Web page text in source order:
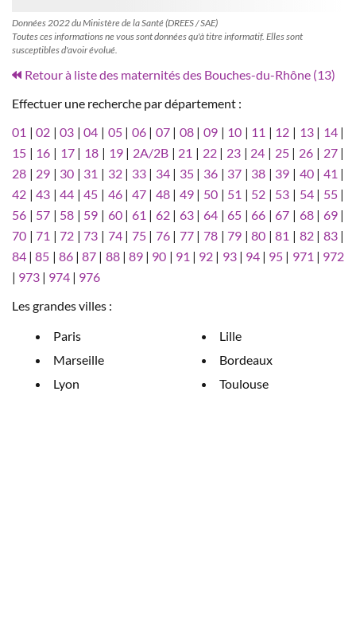
Données 2022 du Ministère de la Santé (DREES / SAE)
Toutes ces informations ne vous sont données qu'à titre informatif. Elles sont
susceptibles d'avoir évolué.
Retour à liste des maternités des Bouches-du-Rhône (13)
Effectuer une recherche par département :
01 |02 |03 |04 | 05| 06| 07| 08| 09 | 10 | 11 | 12 | 13| 14|
15 | 16 | 17| 18 | 19| 2A/2B| 21 | 22| 23 | 24 | 25| 26 | 27|
28 | 29 | 30 | 31 | 32| 33| 34| 35| 36 | 37 | 38 | 39 | 40| 41 |
42 |43 |44 |45 | 46| 47| 48| 49| 50 | 51 | 52 | 53 | 54| 55|
56 | 57 | 58 | 59 | 60| 61 | 62| 63| 64 |65 |66 |67 | 68| 69|
70 |71 |72 |73 | 74| 75| 76| 77| 78 |79 |80 |81 | 82| 83|
84 |85 | 86|87 | 88| 89| 90 | 91 | 92 | 93| 94| 95 | 971 | 972
| 973 | 974 | 976
Les grandes villes :
Paris
Marseille
Lyon
Lille
Bordeaux
Toulouse